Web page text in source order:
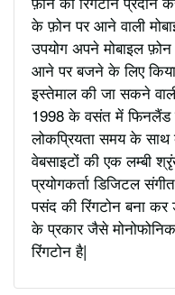
के फ़ोन पर आने वाली
उपयोग अपने मोबाइल
आने पर बजने के लिए किया
इस्तेमाल की जा सकने
1998 के वसंत में
लोकप्रियता समय के
वेबसाइटों की एक लम्बी
प्रयोगकर्ता डिजिटल
पसंद की रिंगटोन बना
के प्रकार जैसे
रिंगटोन है|